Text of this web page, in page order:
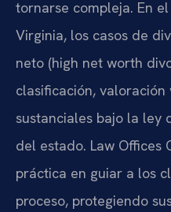
tornarse compleja. En
Virginia, los casos de
neto (high net worth
clasificación,
sustanciales bajo la ley
del estado. Law Offices
práctica en guiar a los
proceso, protegiendo